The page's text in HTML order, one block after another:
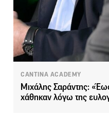
CANTINA ACADEMY
Μιχάλης Σαράντης:
χάθηκαν λόγω της